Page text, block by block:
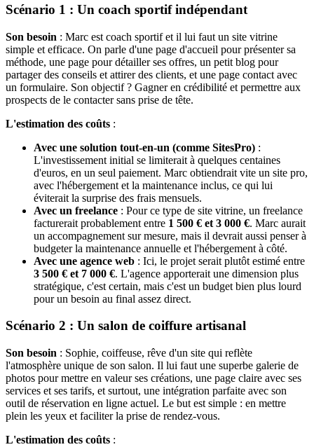
Scénario 1 : Un coach sportif indépendant
Son besoin : Marc est coach sportif et il lui faut un site vitrine
simple et efficace. On parle d'une page d'accueil pour présenter sa
méthode, une page pour détailler ses offres, un petit blog pour
partager des conseils et attirer des clients, et une page contact avec
un formulaire. Son objectif ? Gagner en crédibilité et permettre aux
prospects de le contacter sans prise de tête.
L'estimation des coûts :
Avec une solution tout-en-un (comme SitesPro) :
L'investissement initial se limiterait à quelques centaines
d'euros, en un seul paiement. Marc obtiendrait vite un site pro,
avec l'hébergement et la maintenance inclus, ce qui lui
éviterait la surprise des frais mensuels.
Avec un freelance : Pour ce type de site vitrine, un freelance
facturerait probablement entre 1 500 € et 3 000 €. Marc aurait
un accompagnement sur mesure, mais il devrait aussi penser à
budgeter la maintenance annuelle et l'hébergement à côté.
Avec une agence web : Ici, le projet serait plutôt estimé entre
3 500 € et 7 000 €. L'agence apporterait une dimension plus
stratégique, c'est certain, mais c'est un budget bien plus lourd
pour un besoin au final assez direct.
Scénario 2 : Un salon de coiffure artisanal
Son besoin : Sophie, coiffeuse, rêve d'un site qui reflète
l'atmosphère unique de son salon. Il lui faut une superbe galerie de
photos pour mettre en valeur ses créations, une page claire avec ses
services et ses tarifs, et surtout, une intégration parfaite avec son
outil de réservation en ligne actuel. Le but est simple : en mettre
plein les yeux et faciliter la prise de rendez-vous.
L'estimation des coûts :